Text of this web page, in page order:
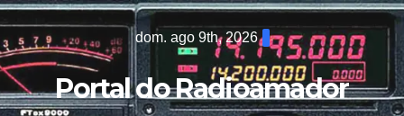
Skip
to
content
dom. ago 9th, 2026
Portal do Radioamador